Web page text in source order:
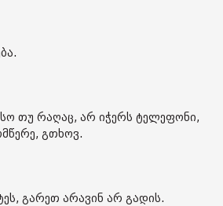
თუ რაღაც, არ იჭერს ტელეფონი,
გთხოვ.
გარეთ არავინ არ გადის.